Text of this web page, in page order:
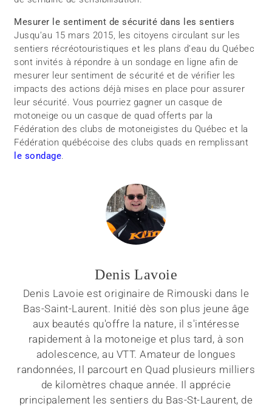
Mesurer le sentiment de sécurité dans les sentiers
Jusqu’au 15 mars 2015, les citoyens circulant sur les
sentiers récréotouristiques et les plans d’eau du Québec
sont invités à répondre à un sondage en ligne afin de
mesurer leur sentiment de sécurité et de vérifier les
impacts des actions déjà mises en place pour assurer
leur sécurité. Vous pourriez gagner un casque de
motoneige ou un casque de quad offerts par la
Fédération des clubs de motoneigistes du Québec et la
Fédération québécoise des clubs quads en remplissant
le sondage.
Denis Lavoie
Denis Lavoie est originaire de Rimouski dans le
Bas-Saint-Laurent. Initié dès son plus jeune âge
aux beautés qu'offre la nature, il s'intéresse
rapidement à la motoneige et plus tard, à son
adolescence, au VTT. Amateur de longues
randonnées, Il parcourt en Quad plusieurs milliers
de kilomètres chaque année. Il apprécie
principalement les sentiers du Bas-St-Laurent, de